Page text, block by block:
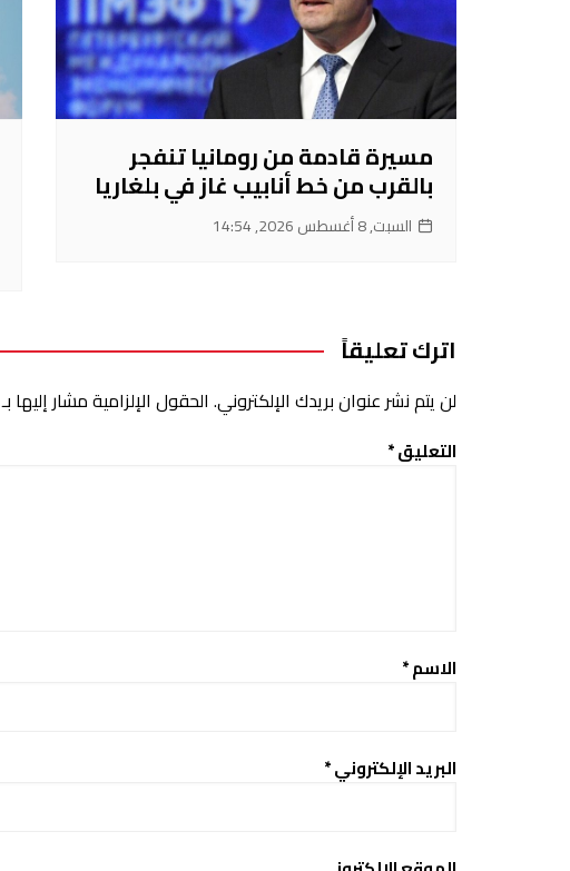
مسيرة قادمة من رومانيا تنفجر
بالقرب من خط أنابيب غاز في بلغاريا
السبت, 8 أغسطس 2026, 14:54
اترك تعليقاً
لن يتم نشر عنوان بريدك الإلكتروني. الحقول الإلزامية مشار إليها بـ
التعليق*
الاسم*
البريد الإلكتروني*